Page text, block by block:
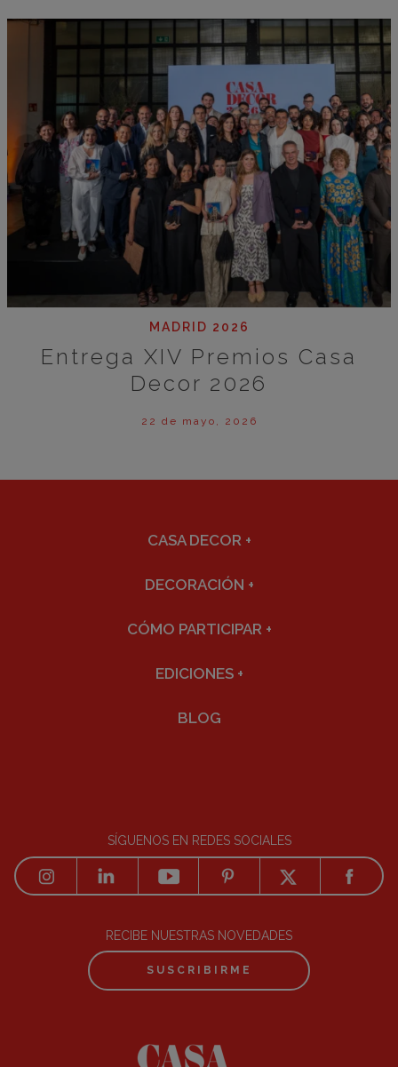
MADRID 2026
Entrega XIV Premios Casa
Decor 2026
22 de mayo, 2026
CASA DECOR +
DECORACIÓN +
CÓMO PARTICIPAR +
EDICIONES +
BLOG
SÍGUENOS EN REDES SOCIALES
RECIBE NUESTRAS NOVEDADES
SUSCRIBIRME